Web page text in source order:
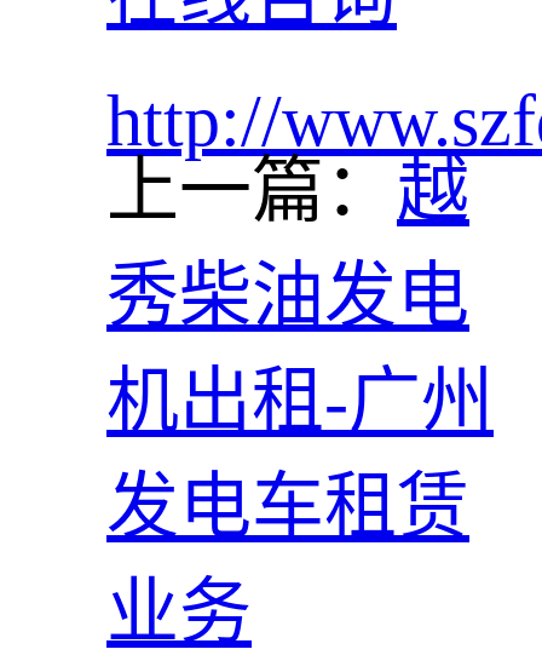
http://
上一篇： 越
秀柴油发电
机出租-广州
发电车租赁
业务